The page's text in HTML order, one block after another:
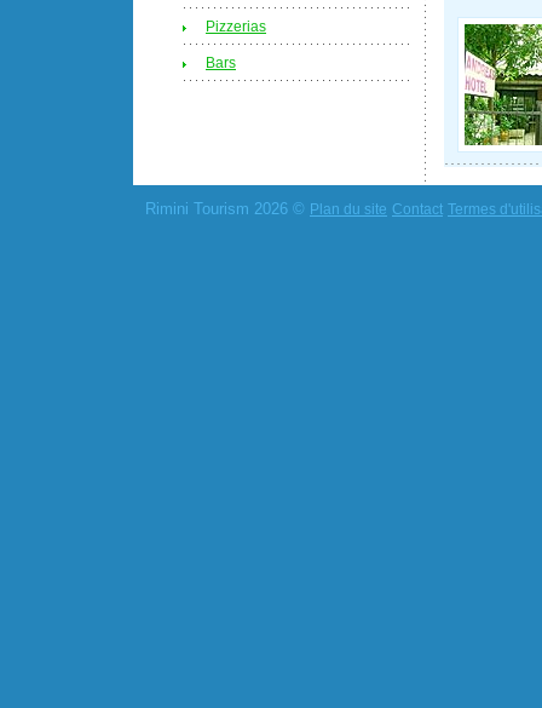
Pizzerias
Bars
Rimini Tourism 2026 © Plan du site Contact Termes